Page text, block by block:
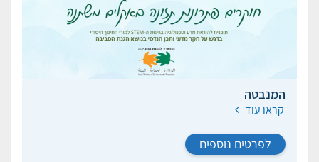
המנבטה
קראו עוד
לפרטים נוספים